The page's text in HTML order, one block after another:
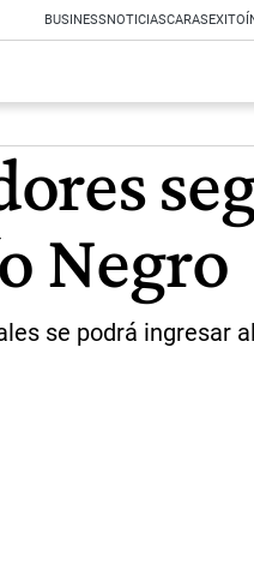
BUSINESSNOTICIASCARAS
Negro
se podrá ingresar